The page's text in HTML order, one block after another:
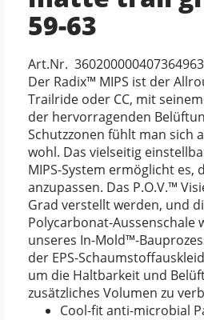
59-63
Art.Nr. 360200000407364963
Der Radix™ MIPS ist der
Trailride oder CC, mit
der hervorragenden
Schutzzonen fühlt man sich
wohl. Das vielseitig
MIPS-System ermöglicht es,
anzupassen. Das P.O.V.™
Grad verstellt werden, und
Polycarbonat-Aussenschale
unseres In-Mold™-
der EPS-
um die Haltbarkeit und
zusätzliches Volumen zu
Cool-fit anti-microbial